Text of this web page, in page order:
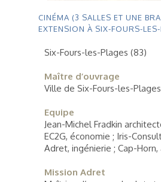
CINÉMA (3 SALLES ET UNE
EXTENSION À SIX-FOURS-LES-
Six-Fours-les-Plages (83)
Maître d’ouvrage
Ville de Six-Fours-les-Plages
Equipe
Jean-Michel Fradkin
EC2G, économie ; Iris-
Adret, ingénierie ; Cap-
Mission Adret